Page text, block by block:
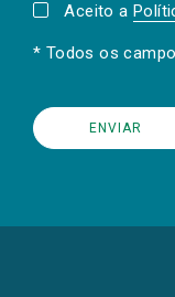
Aceito a
* Todos os